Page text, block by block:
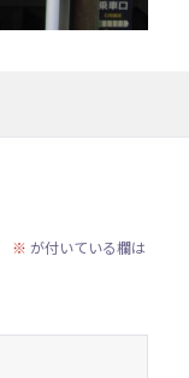
※ が付いている欄は